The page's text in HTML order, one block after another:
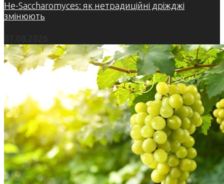
Не-Saccharomyces: як нетрадиційні дріжджі
змінюють